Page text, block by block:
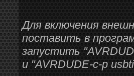
Для включения
поставить в
запустить
и "AVRDUDE-с-р